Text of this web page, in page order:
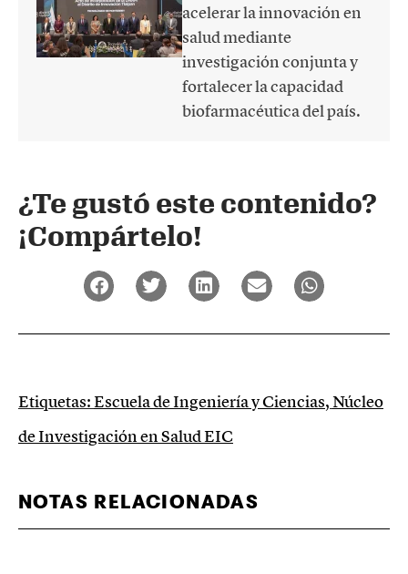
acelerar la innovación en
salud mediante
investigación conjunta y
fortalecer la capacidad
biofarmacéutica del país.
¿Te gustó este contenido?
¡Compártelo!
Etiquetas:Escuela de Ingeniería y Ciencias,Núcleo
de Investigación en Salud EIC
NOTAS RELACIONADAS